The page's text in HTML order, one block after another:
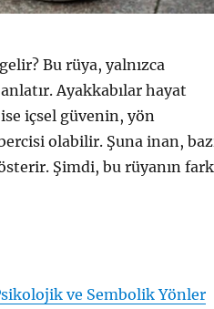
Bu rüya, yalnızca
Ayakkabılar hayat
içsel güvenin, yön
olabilir. Şuna inan,
Şimdi, bu rüyanın
ve Sembolik Yönler